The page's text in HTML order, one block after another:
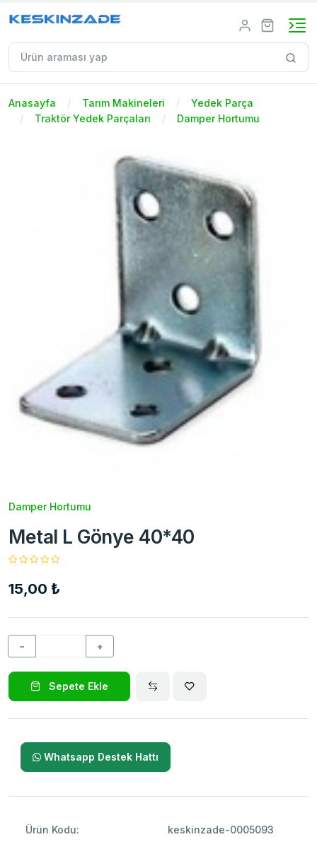
Anasayfa Tarım Makineleri
Yedek Parça
Traktör Yedek Parçaları
Damper Hortumu
Damper Hortumu
Metal L Gönye 40*40
15,00 ₺
− +
Sepete Ekle
Whatsapp Destek Hattı
Ürün Kodu: keskinzade-0005093